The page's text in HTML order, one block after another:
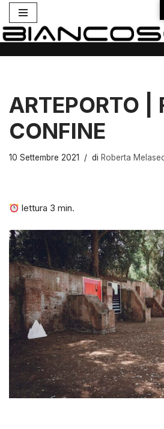
Vai
ARTEPORTO |
CONFINE
10 Settembre 2021 di Roberta
lettura 3 min.